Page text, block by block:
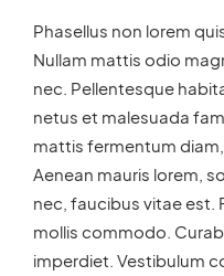
Phasellus non lorem
Nullam mattis odio
nec. Pellentesque
netus et malesuada
mattis fermentum
Aenean mauris lorem,
nec, faucibus vitae est.
mollis commodo.
imperdiet. Vestibulum